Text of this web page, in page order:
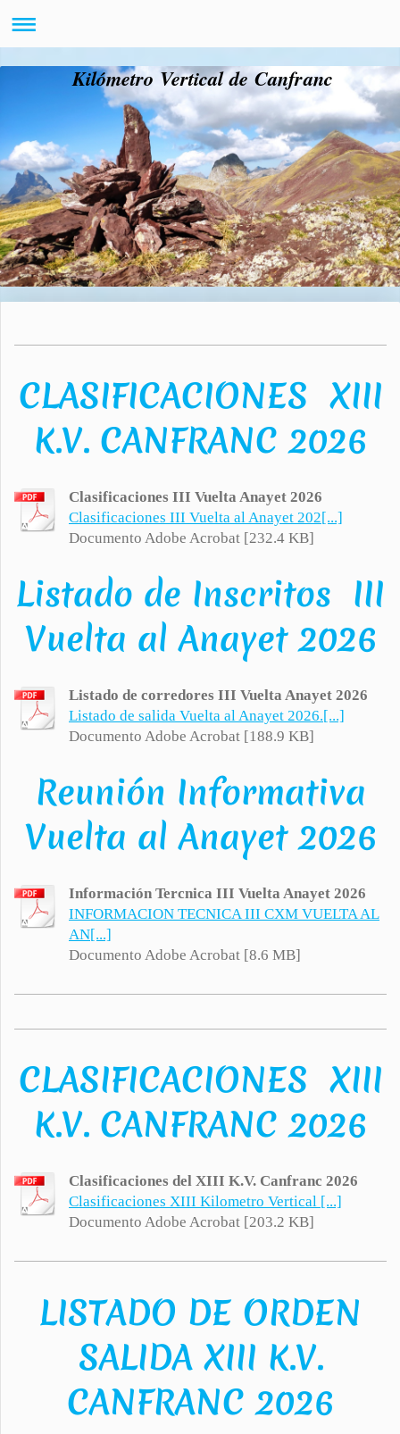
Kilómetro Vertical de Canfranc
CLASIFICACIONES XIII
K.V. CANFRANC 2026
Clasificaciones III Vuelta Anayet 2026
Clasificaciones III Vuelta al Anayet 202[...]
Documento Adobe Acrobat [232.4 KB]
Listado de Inscritos III
Vuelta al Anayet 2026
Listado de corredores III Vuelta Anayet 2026
Listado de salida Vuelta al Anayet 2026.[...]
Documento Adobe Acrobat [188.9 KB]
Reunión Informativa
Vuelta al Anayet 2026
Información Tercnica III Vuelta Anayet 2026
INFORMACION TECNICA III CXM VUELTA AL
AN[...]
Documento Adobe Acrobat [8.6 MB]
CLASIFICACIONES XIII
K.V. CANFRANC 2026
Clasificaciones del XIII K.V. Canfranc 2026
Clasificaciones XIII Kilometro Vertical [...]
Documento Adobe Acrobat [203.2 KB]
LISTADO DE ORDEN
SALIDA XIII K.V.
CANFRANC 2026